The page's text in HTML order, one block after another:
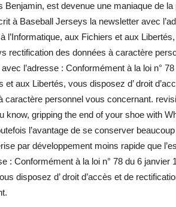
Benjamin, est devenue une maniaque
à Baseball Jerseys la newsletter avec
l’Informatique, aux Fichiers et aux
rectification des données à caractère
l’adresse : Conformément à la loi n°
et aux Libertés, vous disposez d’ droit
caractère personnel vous concernant.
know, gripping the end of your shoe with
l’avantage de se conserver
par développement moins rapide que
: Conformément à la loi n° 78 du 6 janvier
disposez d’ droit d’accès et de